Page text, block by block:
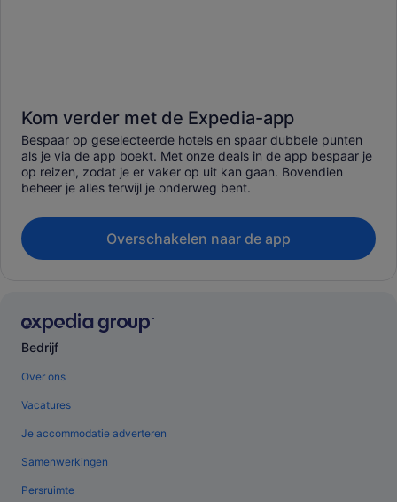
Kom verder met de Expedia-app
Bespaar op geselecteerde hotels en spaar dubbele punten
als je via de app boekt. Met onze deals in de app bespaar je
op reizen, zodat je er vaker op uit kan gaan. Bovendien
beheer je alles terwijl je onderweg bent.
Overschakelen naar de app
Bedrijf
Over ons
Vacatures
Je accommodatie adverteren
Samenwerkingen
Persruimte